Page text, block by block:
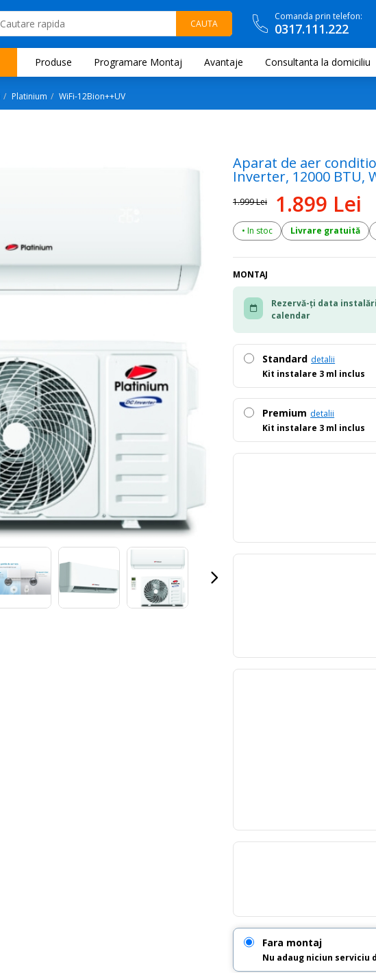
Comanda prin telefon:
0317.111.222
Produse Programare Montaj Avantaje Consultanta la domiciliu
Platinium WiFi-12Bion++UV
Aparat de aer
Inverter, 12000 BTU,
1.999 Lei 1.899 Lei
• In stoc Livrare gratuită
MONTAJ
Rezervă-ți data
calendar
Standard detalii
Kit instalare 3 ml inclus
Premium detalii
Kit instalare 3 ml inclus
Fara montaj
Nu adaug niciun serviciu